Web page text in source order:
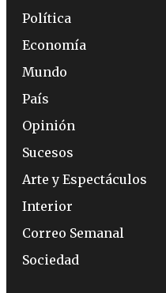
Política
Economía
Mundo
País
Opinión
Sucesos
Arte y Espectáculos
Interior
Correo Semanal
Sociedad